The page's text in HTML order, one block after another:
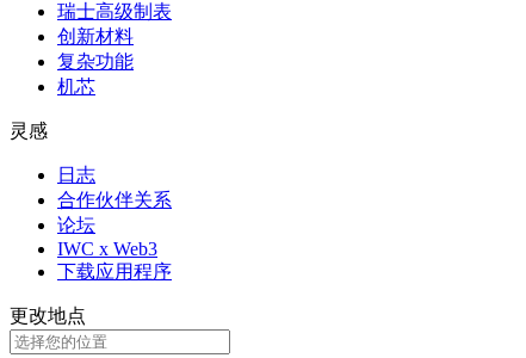
瑞士高级制表
创新材料
复杂功能
机芯
灵感
日志
合作伙伴关系
论坛
IWC x Web3
下载应用程序
更改地点